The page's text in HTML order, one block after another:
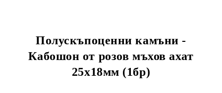
Полускъпоценни камъни -
Кабошон от розов мъхов ахат
25х18мм (1бр)